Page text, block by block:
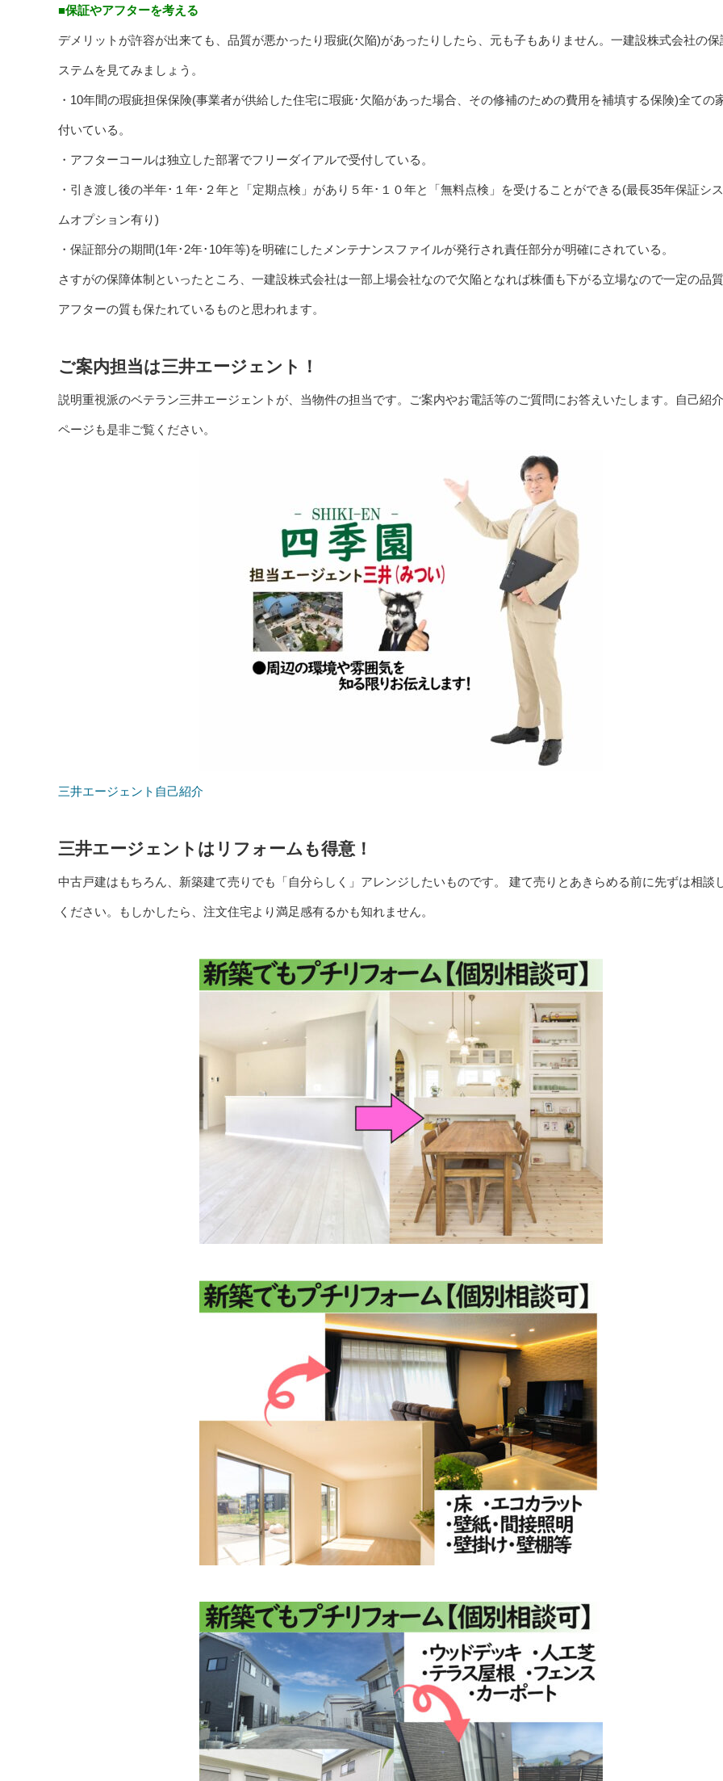
■保証やアフターを考える
デメリットが許容が出来ても、品質が悪かったり瑕疵(欠陥)があったりしたら、元も子もありません。一建設株式会社の保
ステムを見てみましょう。
・10年間の瑕疵担保保険(事業者が供給した住宅に瑕疵･欠陥があった場合、その修補のための費用を補填する保険)全ての
付いている。
・アフターコールは独立した部署でフリーダイアルで受付している。
・引き渡し後の半年･１年･２年と「定期点検」があり５年･１０年と「無料点検」を受けることができる(最長35年保証シ
ムオプション有り)
・保証部分の期間(1年･2年･10年等)を明確にしたメンテナンスファイルが発行され責任部分が明確にされている。
さすがの保障体制といったところ、一建設株式会社は一部上場会社なので欠陥となれば株価も下がる立場なので一定の品
アフターの質も保たれているものと思われます。
ご案内担当は三井エージェント！
説明重視派のベテラン三井エージェントが、当物件の担当です。ご案内やお電話等のご質問にお答えいたします。自己紹
ページも是非ご覧ください。
三井エージェント自己紹介
三井エージェントはリフォームも得意！
中古戸建はもちろん、新築建て売りでも「自分らしく」アレンジしたいものです。 建て売りとあきらめる前に先ずは相談
ください。もしかしたら、注文住宅より満足感有るかも知れません。